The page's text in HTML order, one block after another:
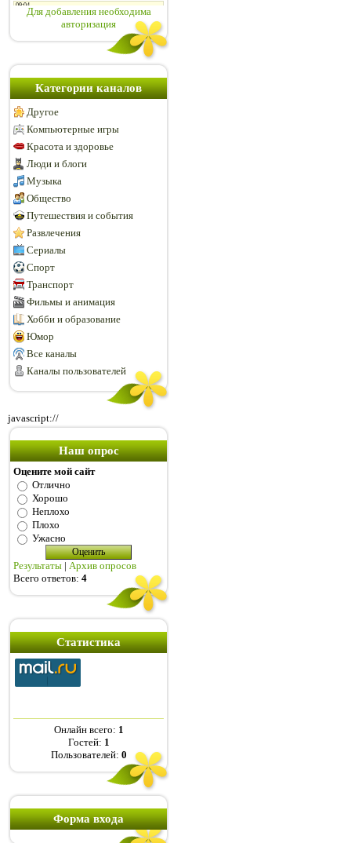
Для добавления необходима
авторизация
Категории каналов
Другое
Компьютерные игры
Красота и здоровье
Люди и блоги
Музыка
Общество
Путешествия и события
Развлечения
Сериалы
Спорт
Транспорт
Фильмы и анимация
Хобби и образование
Юмор
Все каналы
Каналы пользователей
javascript://
Наш опрос
Оцените мой сайт
Отлично
Хорошо
Неплохо
Плохо
Ужасно
Результаты | Архив опросов
Всего ответов: 4
Статистика
Онлайн всего: 1
Гостей: 1
Пользователей: 0
Форма входа